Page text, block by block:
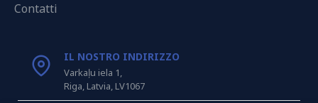
Contatti
IL NOSTRO INDIRIZZO
Varkaļu iela 1,
Riga, Latvia, LV1067